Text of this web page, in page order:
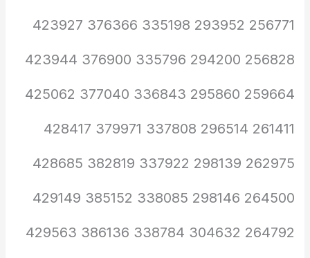
256771 293952 335198 376366 423927
256828 294200 335796 376900 423944
259664 295860 336843 377040 425062
261411 296514 337808 379971 428417
262975 298139 337922 382819 428685
264500 298146 338085 385152 429149
264792 304632 338784 386136 429563